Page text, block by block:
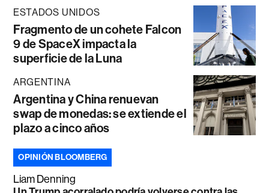
ESTADOS UNIDOS
Fragmento de un cohete Falcon
9 de SpaceX impacta la
superficie de la Luna
ARGENTINA
Argentina y China renuevan
swap de monedas: se extiende el
plazo a cinco años
OPINIÓN BLOOMBERG
Liam Denning